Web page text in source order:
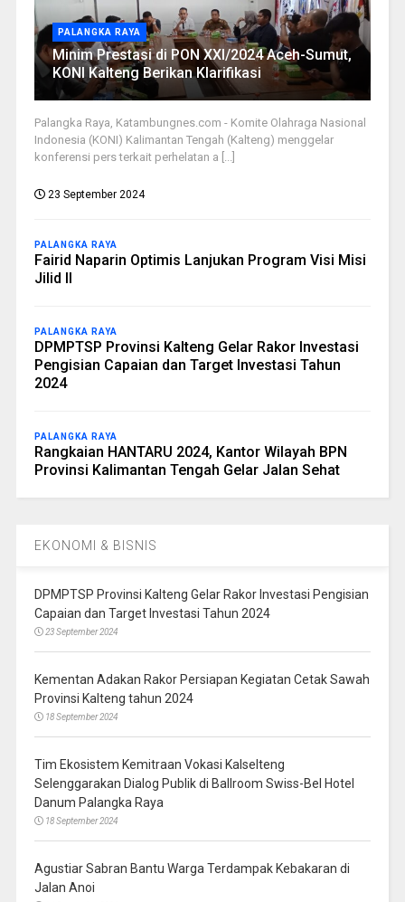
PALANGKA RAYA
Minim Prestasi di PON XXI/2024 Aceh-Sumut,
KONI Kalteng Berikan Klarifikasi
Palangka Raya, Katambungnes.com - Komite Olahraga Nasional
Indonesia (KONI) Kalimantan Tengah (Kalteng) menggelar
konferensi pers terkait perhelatan a [...]
23 September 2024
PALANGKA RAYA
Fairid Naparin Optimis Lanjukan Program Visi Misi
Jilid II
PALANGKA RAYA
DPMPTSP Provinsi Kalteng Gelar Rakor Investasi
Pengisian Capaian dan Target Investasi Tahun
2024
PALANGKA RAYA
Rangkaian HANTARU 2024, Kantor Wilayah BPN
Provinsi Kalimantan Tengah Gelar Jalan Sehat
EKONOMI & BISNIS
DPMPTSP Provinsi Kalteng Gelar Rakor Investasi Pengisian
Capaian dan Target Investasi Tahun 2024
23 September 2024
Kementan Adakan Rakor Persiapan Kegiatan Cetak Sawah
Provinsi Kalteng tahun 2024
18 September 2024
Tim Ekosistem Kemitraan Vokasi Kalselteng
Selenggarakan Dialog Publik di Ballroom Swiss-Bel Hotel
Danum Palangka Raya
18 September 2024
Agustiar Sabran Bantu Warga Terdampak Kebakaran di
Jalan Anoi